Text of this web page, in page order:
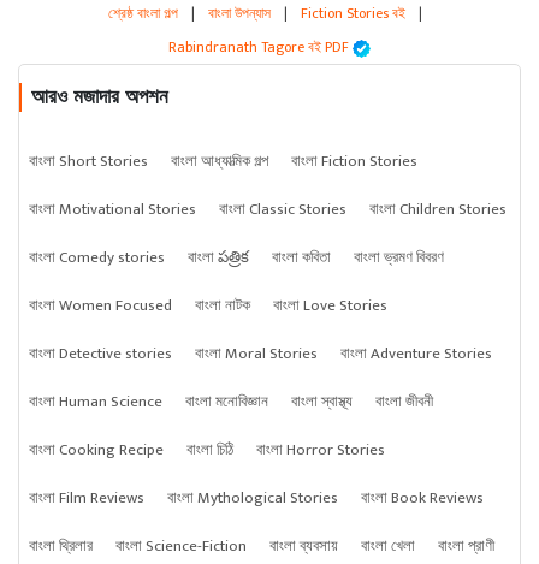
শ্রেষ্ঠ বাংলা গল্প | বাংলা উপন্যাস | Fiction Stories বই |
Rabindranath Tagore বই PDF
আরও মজাদার অপশন
বাংলা Short Stories বাংলা আধ্যাত্মিক গল্প
বাংলা Fiction Stories
বাংলা Motivational Stories
বাংলা Classic Stories
বাংলা Children Stories
বাংলা Comedy stories
বাংলা పత్రిక বাংলা কবিতা
বাংলা ভ্রমণ বিবরণ
বাংলা Women Focused
বাংলা নাটক
বাংলা Love Stories
বাংলা Detective stories
বাংলা Moral Stories
বাংলা Adventure Stories
বাংলা Human Science
বাংলা মনোবিজ্ঞান বাংলা স্বাস্থ্য
বাংলা জীবনী
বাংলা Cooking Recipe
বাংলা চিঠি
বাংলা Horror Stories
বাংলা Film Reviews
বাংলা Mythological Stories
বাংলা Book Reviews
বাংলা থ্রিলার
বাংলা Science-Fiction বাংলা ব্যবসায় বাংলা খেলা
বাংলা প্রাণী